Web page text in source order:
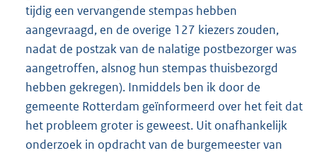
tijdig een vervangende stempas hebben
aangevraagd, en de overige 127 kiezers zouden,
nadat de postzak van de nalatige postbezorger was
aangetroffen, alsnog hun stempas thuisbezorgd
hebben gekregen). Inmiddels ben ik door de
gemeente Rotterdam geïnformeerd over het feit dat
het probleem groter is geweest. Uit onafhankelijk
onderzoek in opdracht van de burgemeester van